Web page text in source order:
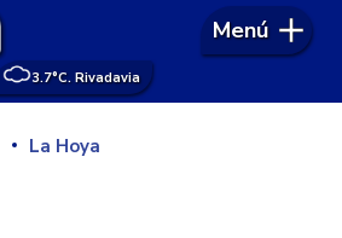
3.7°C. Rivadavia
Menú
La Hoya